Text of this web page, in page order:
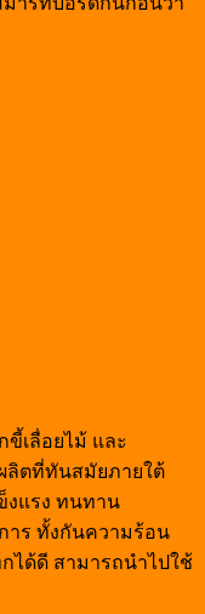
ขี้เลื่อยไม้ และ
ลิตที่ทันสมัยภายใต้
งแรง ทนทาน
าร ทั้งกันความร้อน
ได้ดี สามารถนำไปใช้